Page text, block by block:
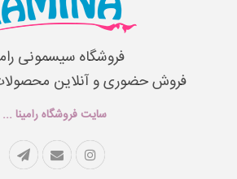
فروشگاه سیسمونی
فروش حضوری و آنلاین محصولات
سایت فروشگاه رامینا ...